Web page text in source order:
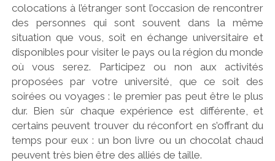
colocations à l’étranger sont l’occasion de rencontrer
des personnes qui sont souvent dans la même
situation que vous, soit en échange universitaire et
disponibles pour visiter le pays ou la région du monde
où vous serez. Participez ou non aux activités
proposées par votre université, que ce soit des
soirées ou voyages : le premier pas peut être le plus
dur. Bien sûr chaque expérience est différente, et
certains peuvent trouver du réconfort en s’offrant du
temps pour eux : un bon livre ou un chocolat chaud
peuvent très bien être des alliés de taille.